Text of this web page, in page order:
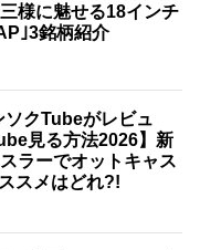
様に魅せる18インチ
｣3銘柄紹介
ソクTubeがレビュ
見る方法2026】新
ラーでオットキャス
スメはどれ?!